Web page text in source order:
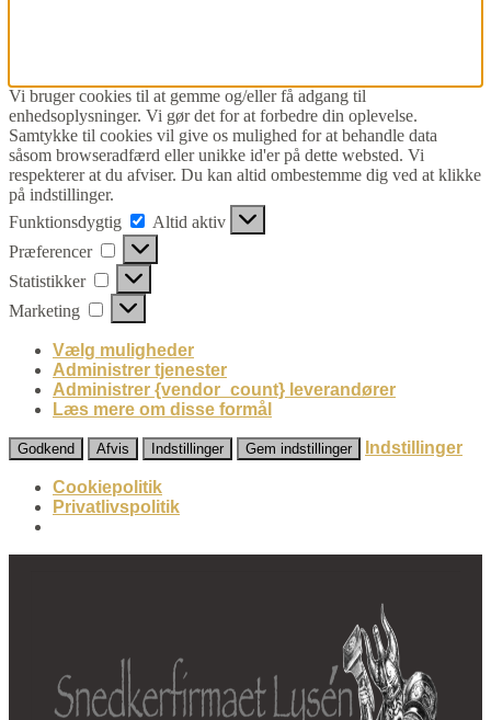
Vi bruger cookies til at gemme og/eller få adgang til
enhedsoplysninger. Vi gør det for at forbedre din oplevelse.
Samtykke til cookies vil give os mulighed for at behandle data
såsom browseradfærd eller unikke id'er på dette websted. Vi
respekterer at du afviser. Du kan altid ombestemme dig ved at klikke
på indstillinger.
Funktionsdygtig
Funktionsdygtig
Altid aktiv
Præferencer
Præferencer
Statistikker Statistikker
Marketing Marketing
Vælg muligheder
Administrer tjenester
Administrer {vendor_count} leverandører
Læs mere om disse formål
Godkend Afvis Indstillinger Gem indstillinger Indstillinger
Cookiepolitik
Privatlivspolitik